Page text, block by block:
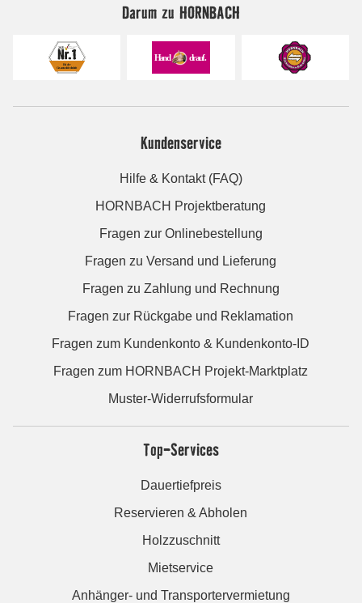
Darum zu HORNBACH
Kundenservice
Hilfe & Kontakt (FAQ)
HORNBACH Projektberatung
Fragen zur Onlinebestellung
Fragen zu Versand und Lieferung
Fragen zu Zahlung und Rechnung
Fragen zur Rückgabe und Reklamation
Fragen zum Kundenkonto & Kundenkonto-ID
Fragen zum HORNBACH Projekt-Marktplatz
Muster-Widerrufsformular
Top-Services
Dauertiefpreis
Reservieren & Abholen
Holzzuschnitt
Mietservice
Anhänger- und Transportervermietung